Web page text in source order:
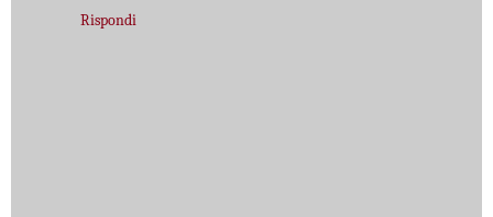
Rispondi